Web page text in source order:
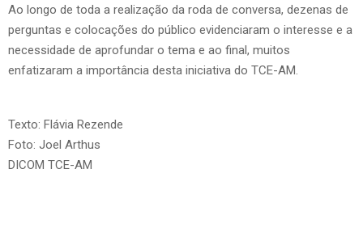
Ao longo de toda a realização da roda de conversa, dezenas de
perguntas e colocações do público evidenciaram o interesse e a
necessidade de aprofundar o tema e ao final, muitos
enfatizaram a importância desta iniciativa do TCE-AM.
Texto: Flávia Rezende
Foto: Joel Arthus
DICOM TCE-AM